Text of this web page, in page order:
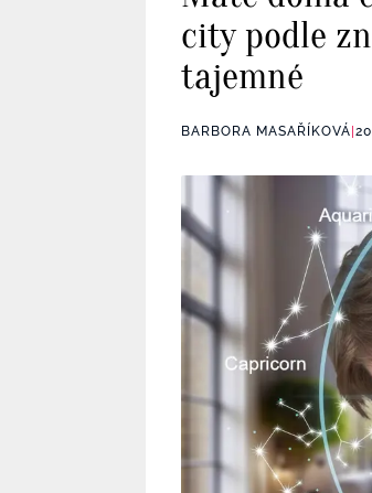
city podle
tajemné
BARBORA MASAŘÍKOVÁ